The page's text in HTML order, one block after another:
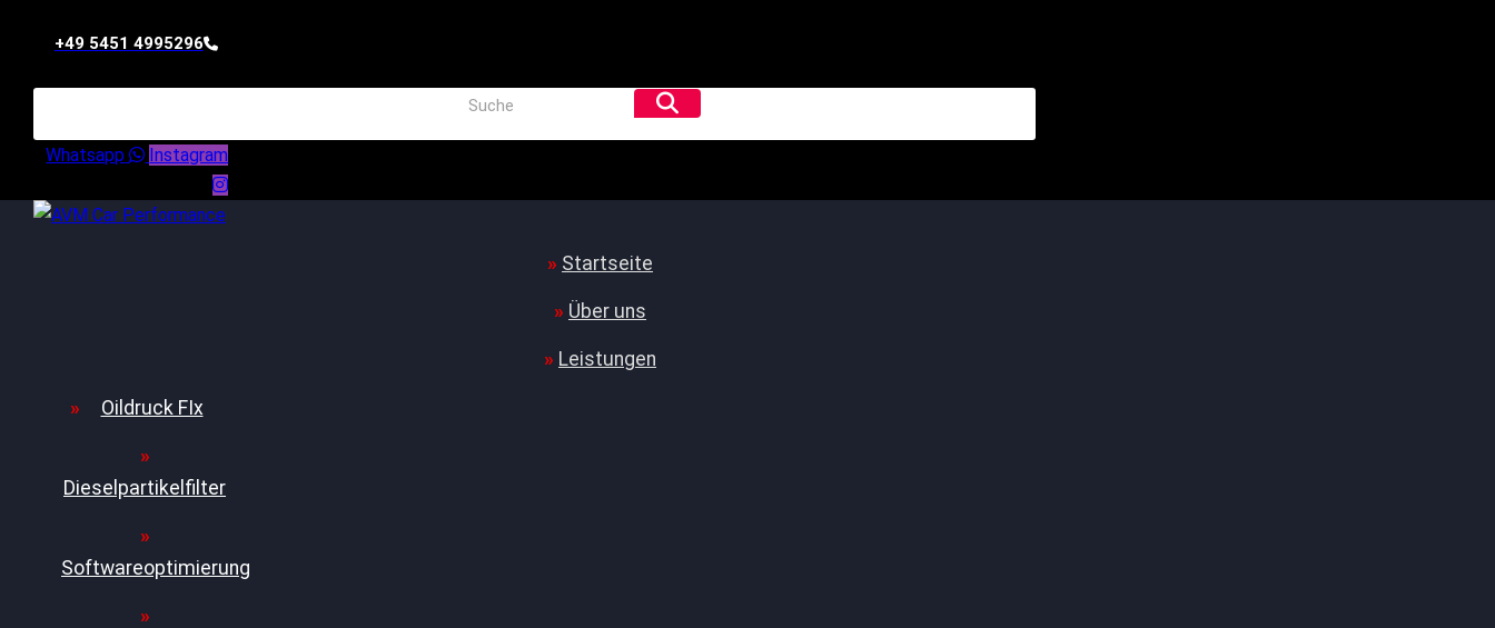
+49 5451 4995296
Whatsapp Instagram
Startseite
Über uns
Leistungen
Oildruck FIx
Dieselpartikelfilter
Softwareoptimierung